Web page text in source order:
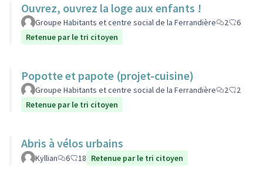
Ouvrez, ouvrez la loge aux enfants !
Groupe Habitants et centre social de la Ferrandière 2
6
Retenue par le tri citoyen
Popotte et papote (projet-cuisine)
Groupe Habitants et centre social de la Ferrandière 2
2
Retenue par le tri citoyen
Abris à vélos urbains
Kyllian 6 18 Retenue par le tri citoyen